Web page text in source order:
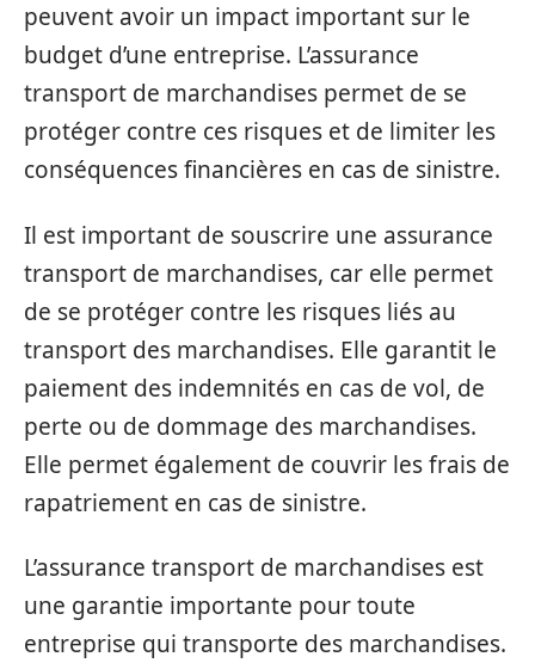
peuvent avoir un impact important sur le
budget d’une entreprise. L’assurance
transport de marchandises permet de se
protéger contre ces risques et de limiter les
conséquences financières en cas de sinistre.
Il est important de souscrire une assurance
transport de marchandises, car elle permet
de se protéger contre les risques liés au
transport des marchandises. Elle garantit le
paiement des indemnités en cas de vol, de
perte ou de dommage des marchandises.
Elle permet également de couvrir les frais de
rapatriement en cas de sinistre.
L’assurance transport de marchandises est
une garantie importante pour toute
entreprise qui transporte des marchandises.